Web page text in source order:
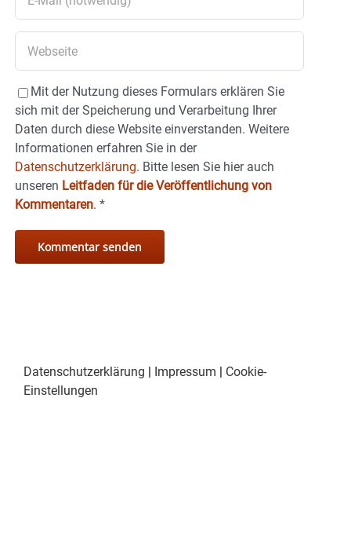
Mit der Nutzung dieses Formulars erklären Sie
sich mit der Speicherung und Verarbeitung Ihrer
Daten durch diese Website einverstanden. Weitere
Informationen erfahren Sie in der
Datenschutzerklärung. Bitte lesen Sie hier auch
unseren Leitfaden für die Veröffentlichung von
Kommentaren. *
Datenschutzerklärung Impressum
Cookie-
Einstellungen